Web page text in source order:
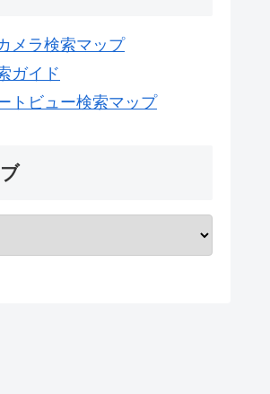
メラ検索マップ
ガイド
トビュー検索マップ